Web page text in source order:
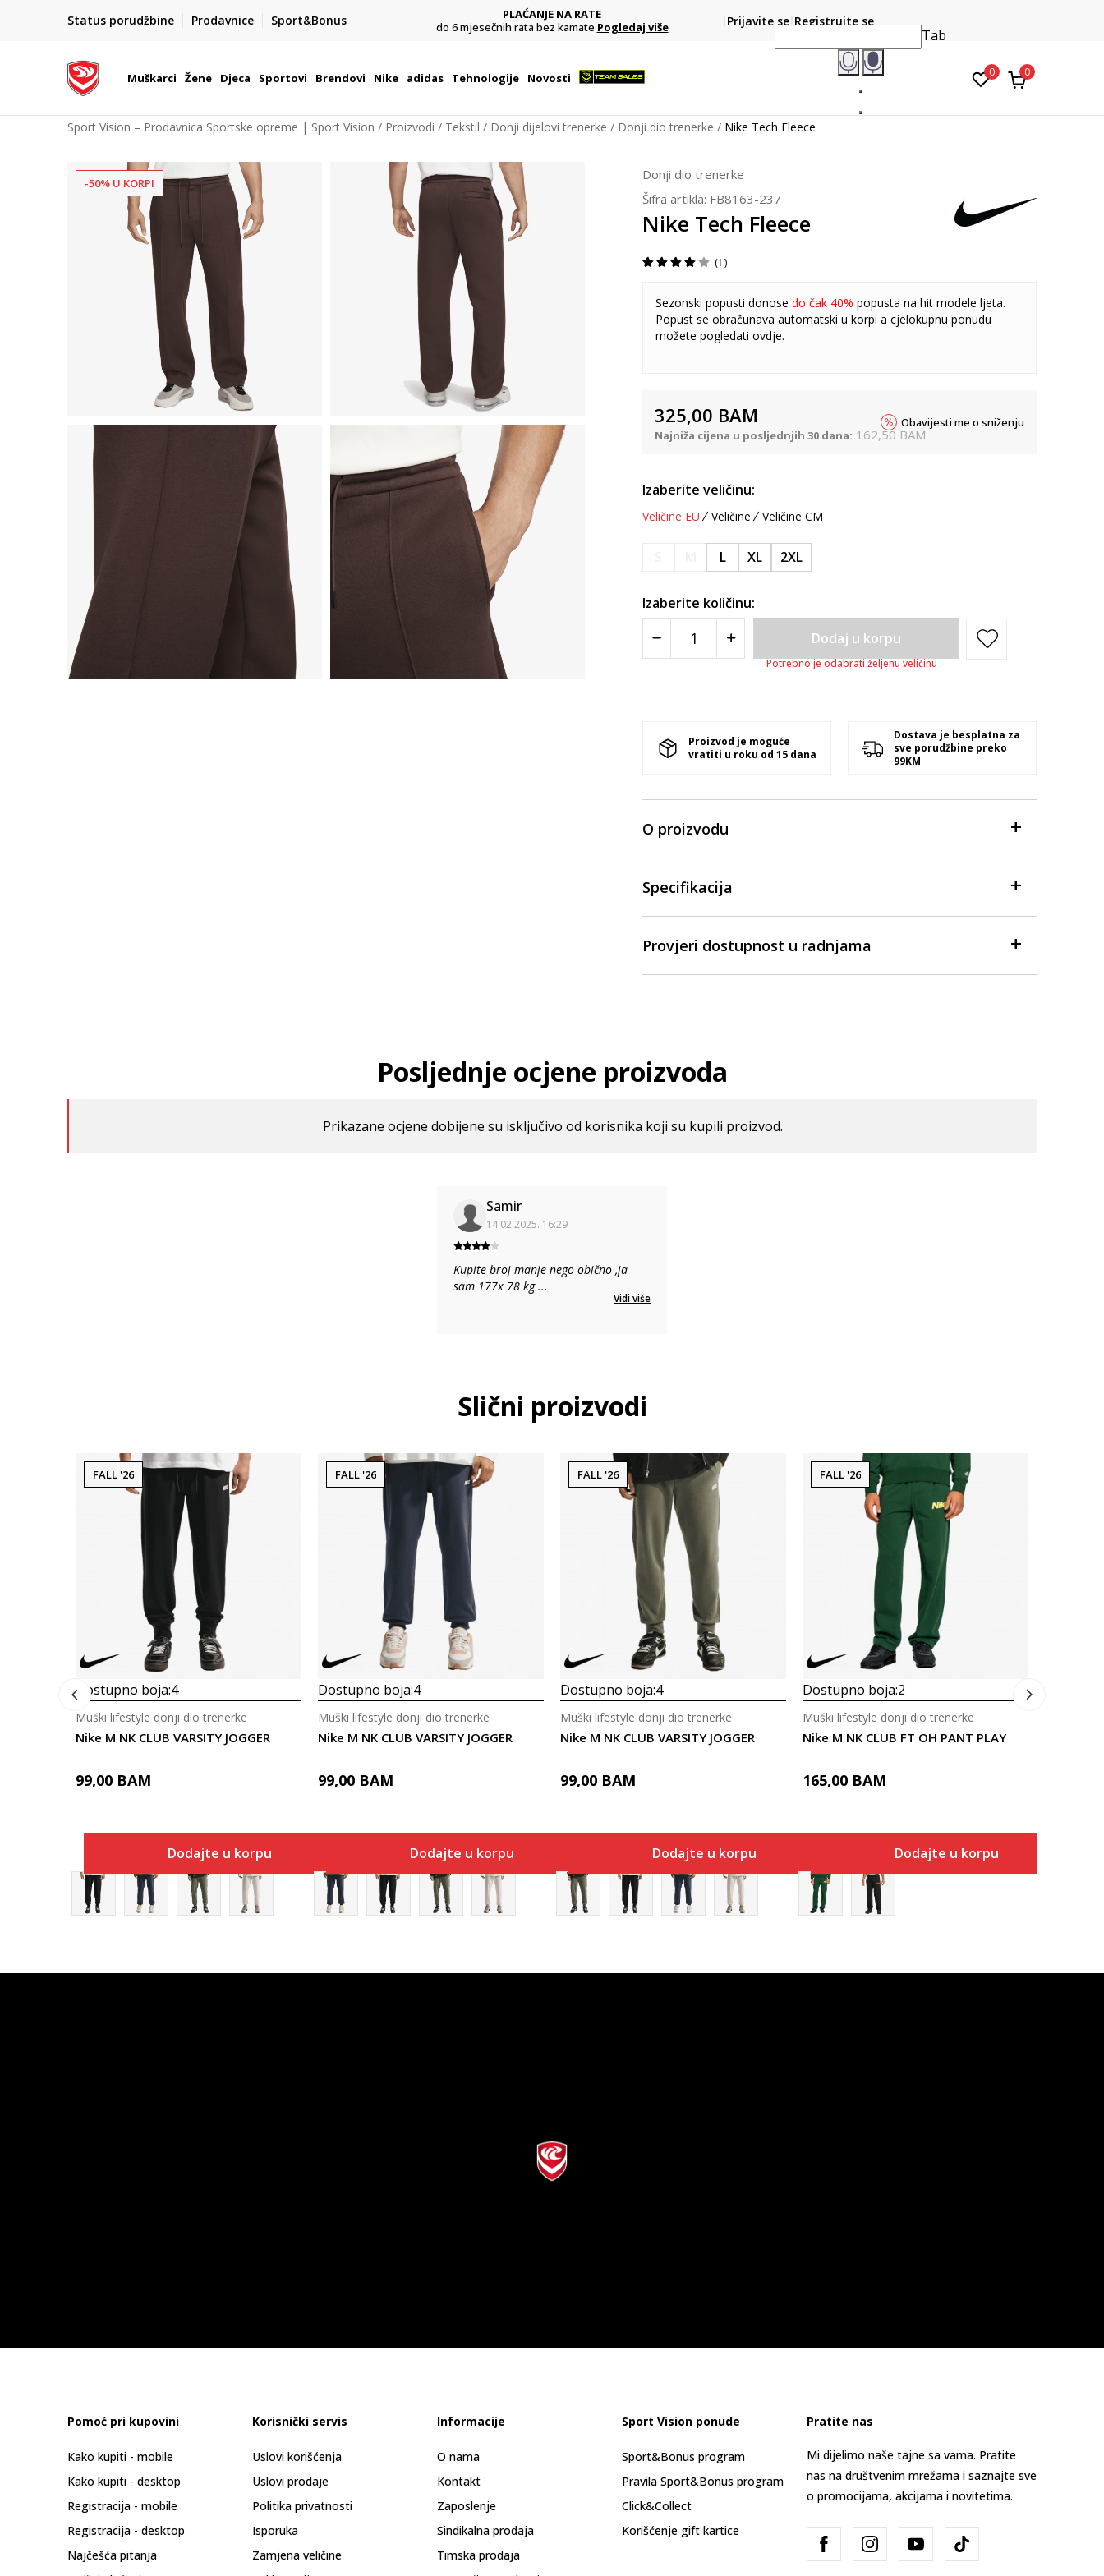
Status porudžbine Prodavnice Sport&Bonus
Platite karticom online i preuzmite u prodavnici po vašem
PLAĆANJE NA RATE
do 6 mjesečnih rata bez kamate Pogledaj više
POZOVITE NAS NA : 055/490-400
Pon-Pet od 9h - 16h
Prijavite se Registrujte se
Muškarci Žene Djeca Sportovi Brendovi Nike adidas Tehnologije Novosti
Tab
0 0
Sport Vision – Prodavnica Sportske opreme | Sport Vision Proizvodi Tekstil Donji dijelovi trenerke Donji dio trenerke Nike Tech Fleece
-50% U KORPI
Donji dio trenerke
Šifra artikla: FB8163-237
Nike Tech Fleece
1
Sezonski popusti donose do čak 40% popusta na hit modele ljeta.
Popust se obračunava automatski u korpi a cjelokupnu ponudu
možete pogledati ovdje.
325,00 BAM
Najniža cijena u posljednjih 30 dana: 162,50 BAM
Obavijesti me o sniženju
Izaberite veličinu:
Veličine EU Veličine Veličine CM
L XL 2XL
Izaberite količinu:
Dodaj u korpu
Potrebno je odabrati željenu veličinu
Proizvod je moguće
vratiti u roku od 15 dana
Dostava je besplatna za
sve porudžbine preko
99KM
O proizvodu
Specifikacija
Provjeri dostupnost u radnjama
Posljednje ocjene proizvoda
Prikazane ocjene dobijene su isključivo od korisnika koji su kupili proizvod.
Samir
14.02.2025. 16:29
Kupite broj manje nego obično ,ja
sam 177x 78 kg...
Vidi više
Slični proizvodi
FALL '26
Dostupno boja:4
Nike M NK CLUB VARSITY JOGGER
Muški lifestyle donji dio trenerke
99,00 BAM
Dodajte u korpu
FALL '26
Dostupno boja:4
Nike M NK CLUB VARSITY JOGGER
Muški lifestyle donji dio trenerke
99,00 BAM
Dodajte u korpu
FALL '26
Dostupno boja:4
Nike M NK CLUB VARSITY JOGGER
Muški lifestyle donji dio trenerke
99,00 BAM
Dodajte u korpu
FALL '26
Dostupno boja:2
Nike M NK CLUB FT OH PANT PLAY
Muški lifestyle donji dio trenerke
165,00 BAM
Dodajte u korpu
Pomoć pri kupovini
Kako kupiti - mobile
Kako kupiti - desktop
Registracija - mobile
Registracija - desktop
Najčešća pitanja
Korisnički servis
Uslovi korišćenja
Uslovi prodaje
Politika privatnosti
Isporuka
Zamjena veličine
Informacije
O nama
Kontakt
Zaposlenje
Sindikalna prodaja
Timska prodaja
Sport Vision ponude
Sport&Bonus program
Pravila Sport&Bonus program
Click&Collect
Korišćenje gift kartice
Pratite nas
Mi dijelimo naše tajne sa vama. Pratite
nas na društvenim mrežama i saznajte sve
o promocijama, akcijama i novitetima.